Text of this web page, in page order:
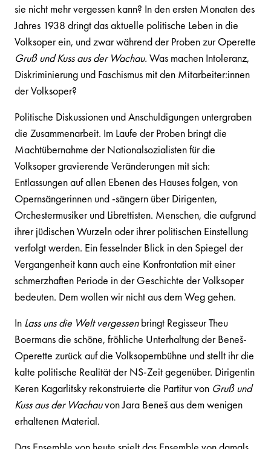
sie nicht mehr vergessen kann? In den ersten Monaten des
Jahres 1938 dringt das aktuelle politische Leben in die
Volksoper ein, und zwar während der Proben zur Operette
Gruß und Kuss aus der Wachau. Was machen Intoleranz,
Diskriminierung und Faschismus mit den Mitarbeiter:innen
der Volksoper?
Politische Diskussionen und Anschuldigungen untergraben
die Zusammenarbeit. Im Laufe der Proben bringt die
Machtübernahme der Nationalsozialisten für die
Volksoper gravierende Veränderungen mit sich:
Entlassungen auf allen Ebenen des Hauses folgen, von
Opernsängerinnen und -sängern über Dirigenten,
Orchestermusiker und Librettisten. Menschen, die aufgrund
ihrer jüdischen Wurzeln oder ihrer politischen Einstellung
verfolgt werden. Ein fesselnder Blick in den Spiegel der
Vergangenheit kann auch eine Konfrontation mit einer
schmerzhaften Periode in der Geschichte der Volksoper
bedeuten. Dem wollen wir nicht aus dem Weg gehen.
In Lass uns die Welt vergessenbringt Regisseur Theu
Boermans die schöne, fröhliche Unterhaltung der Beneš-
Operette zurück auf die Volksopernbühne und stellt ihr die
kalte politische Realität der NS-Zeit gegenüber. Dirigentin
Keren Kagarlitsky rekonstruierte die Partitur von Gruß und
Kuss aus der Wachauvon Jara Beneš aus dem wenigen
erhaltenen Material.